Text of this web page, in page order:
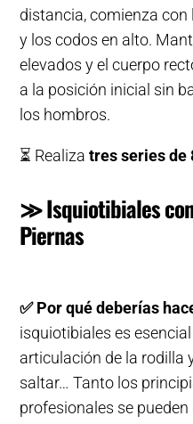
distancia, comienza con
y los codos en alto.
elevados y el cuerpo
a la posición inicial sin
los hombros.
⏳ Realizatres series de
≫ Isquiotibiales
Piernas
✅Por qué deberías
isquiotibiales es
articulación de la rodilla
saltar… Tanto los
profesionales se